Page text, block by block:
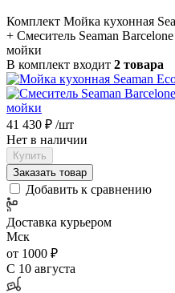
Комплект Мойка кухонная
+ Смеситель Seaman
мойки
В комплект входит 2 товара
41 430 ₽ /шт
Нет в наличии
Купить
Заказать товар
Добавить к сравнению
Доставка курьером
Мск
от 1000 ₽
С 10 августа